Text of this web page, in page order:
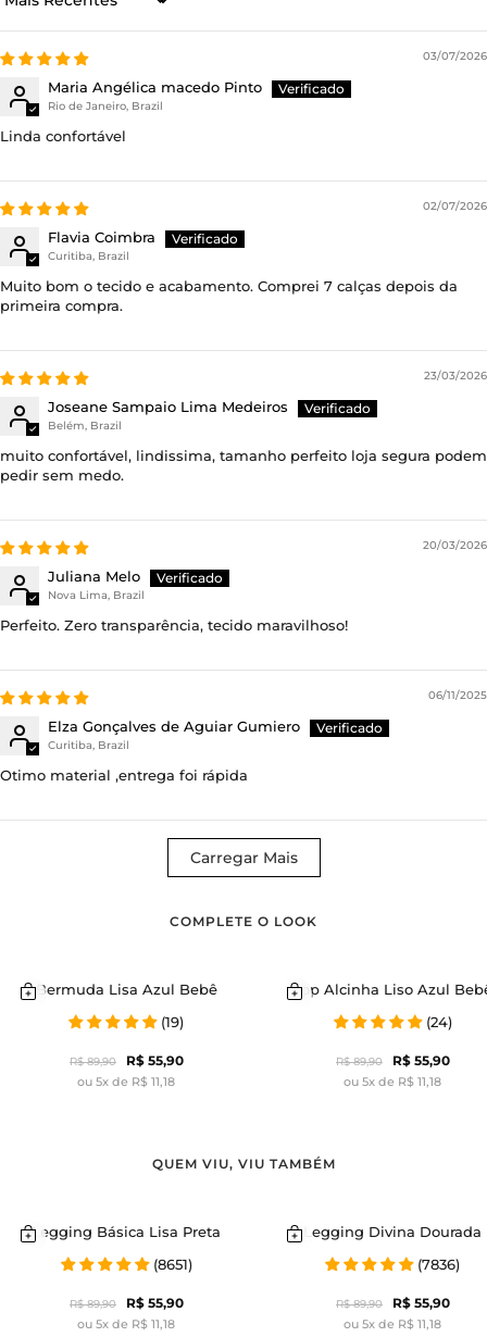
Sort by
03/07/2026
Maria Angélica macedo Pinto
Rio de Janeiro, Brazil
Linda confortável
02/07/2026
Flavia Coimbra
Curitiba, Brazil
Muito bom o tecido e acabamento. Comprei 7 calças depois da
primeira compra.
23/03/2026
Joseane Sampaio Lima Medeiros
Belém, Brazil
muito confortável, lindissima, tamanho perfeito loja segura podem
pedir sem medo.
20/03/2026
Juliana Melo
Nova Lima, Brazil
Perfeito. Zero transparência, tecido maravilhoso!
06/11/2025
Elza Gonçalves de Aguiar Gumiero
Curitiba, Brazil
Otimo material ,entrega foi rápida
Carregar Mais
COMPLETE O LOOK
Bermuda Lisa Azul Bebê
(19)
R$ 89,90 R$ 55,90
ou 5x de R$ 11,18
Top Alcinha Liso Azul
(24)
R$ 89,90 R$ 55,90
ou 5x de R$ 11,18
QUEM VIU, VIU TAMBÉM
Legging Básica Lisa Preta
(8651)
R$ 89,90 R$ 55,90
ou 5x de R$ 11,18
Legging Divina Dourada
(7836)
R$ 89,90 R$ 55,90
ou 5x de R$ 11,18